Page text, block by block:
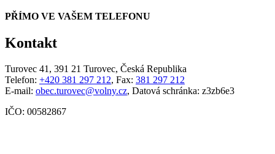
PŘÍMO VE VAŠEM TELEFONU
Kontakt
Turovec 41, 391 21 Turovec, Česká Republika
Telefon: +420 381 297 212, Fax: 381 297 212
E-mail: obec.turovec@volny.cz, Datová schránka: z3zb6e3
IČO: 00582867